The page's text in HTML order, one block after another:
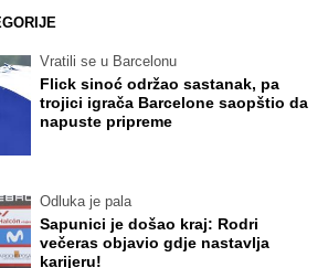
Vratili se u Barcelonu
Flick sinoć održao sastanak, pa
trojici igrača Barcelone saopštio da
napuste pripreme
Odluka je pala
Sapunici je došao kraj: Rodri
večeras objavio gdje nastavlja
karijeru!